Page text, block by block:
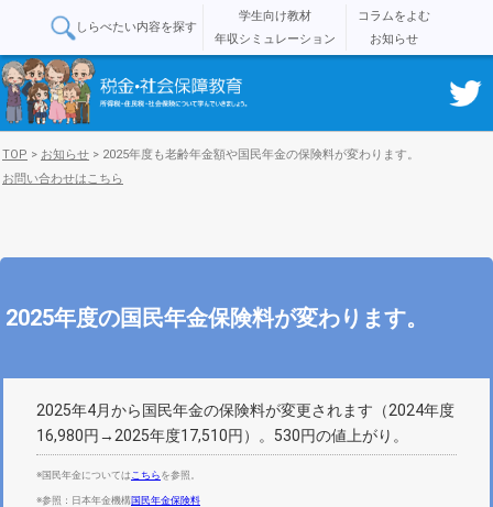
しらべたい内容を探す
学生向け教材
コラムをよむ
年収シミュレーション
お知らせ
TOP > お知らせ > 2025年度も老齢年金額や国民年金の保険料が変わります。
お問い合わせはこちら
2025年度の国民年金保険料が変わります。
2025年4月から国民年金の保険料が変更されます（2024年度
16,980円→2025年度17,510円）。530円の値上がり。
※国民年金については こちら を参照。
※参照：日本年金機構国民年金保険料